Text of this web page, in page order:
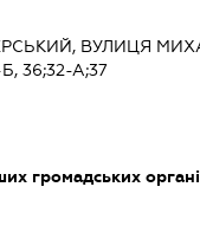
ВУЛИЦЯ
36;32-А;37
громадських